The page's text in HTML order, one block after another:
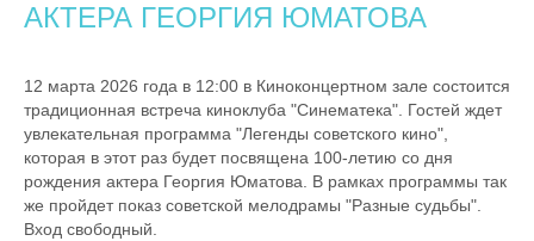
АКТЕРА ГЕОРГИЯ ЮМАТОВА
12 марта 2026 года в 12:00 в Киноконцертном зале состоится
традиционная встреча киноклуба "Синематека". Гостей ждет
увлекательная программа "Легенды советского кино",
которая в этот раз будет посвящена 100-летию со дня
рождения актера Георгия Юматова. В рамках программы так
же пройдет показ советской мелодрамы "Разные судьбы".
Вход свободный.